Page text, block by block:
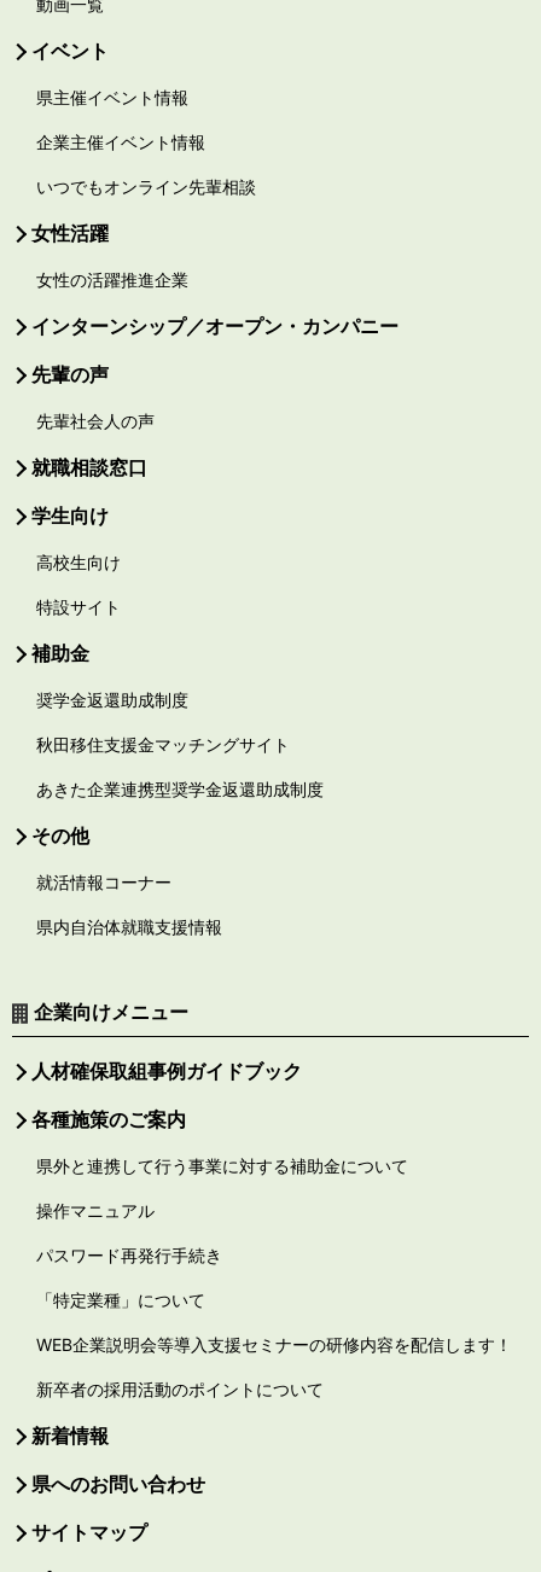
動画一覧
イベント
県主催イベント情報
企業主催イベント情報
いつでもオンライン先輩相談
女性活躍
女性の活躍推進企業
インターンシップ／オープン・カンパニー
先輩の声
先輩社会人の声
就職相談窓口
学生向け
高校生向け
特設サイト
補助金
奨学金返還助成制度
秋田移住支援金マッチングサイト
あきた企業連携型奨学金返還助成制度
その他
就活情報コーナー
県内自治体就職支援情報
企業向けメニュー
人材確保取組事例ガイドブック
各種施策のご案内
県外と連携して行う事業に対する補助金について
操作マニュアル
パスワード再発行手続き
「特定業種」について
WEB企業説明会等導入支援セミナーの研修内容を配信します！
新卒者の採用活動のポイントについて
新着情報
県へのお問い合わせ
サイトマップ